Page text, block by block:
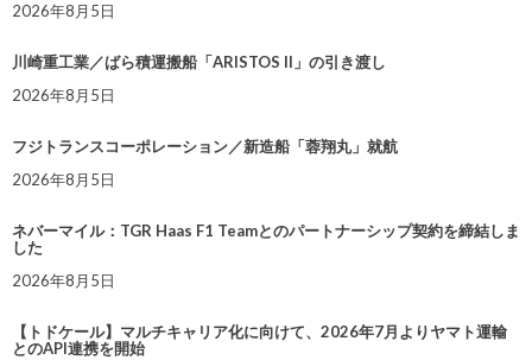
2026年8月5日
川崎重工業／ばら積運搬船「ARISTOS II」の引き渡し
2026年8月5日
フジトランスコーポレーション／新造船「蓉翔丸」就航
2026年8月5日
ネバーマイル：TGR Haas F1 Teamとのパートナーシップ契約を締結しま
した
2026年8月5日
【トドケール】マルチキャリア化に向けて、2026年7月よりヤマト運輸
とのAPI連携を開始